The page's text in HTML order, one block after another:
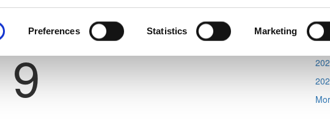
Preferences Statistics Marketing
Shirt Number
9